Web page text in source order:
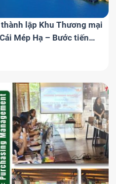
lập Khu Thương mại
Mép Hạ – Bước tiến
thành trung tâm